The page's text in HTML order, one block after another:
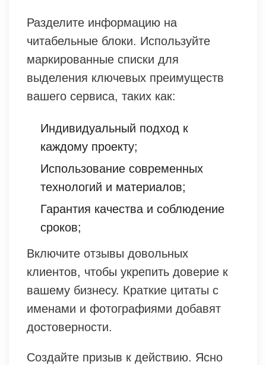
Разделите информацию на
читабельные блоки. Используйте
маркированные списки для
выделения ключевых преимуществ
вашего сервиса, таких как:
Индивидуальный подход к
каждому проекту;
Использование современных
технологий и материалов;
Гарантия качества и соблюдение
сроков;
Включите отзывы довольных
клиентов, чтобы укрепить доверие к
вашему бизнесу. Краткие цитаты с
именами и фотографиями добавят
достоверности.
Создайте призыв к действию. Ясно